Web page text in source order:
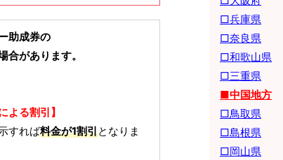
助成券の
合があります。
よる割引】
すれば料金が1割引となりま
□兵庫県
□奈良県
□和歌山県
□三重県
■中国地方
□鳥取県
□島根県
□岡山県